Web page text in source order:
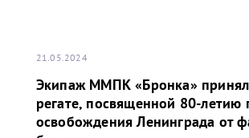
21.05.2024
Экипаж ММПК «Бронка» принял
регате, посвященной 80-летию
освобождения Ленинграда от